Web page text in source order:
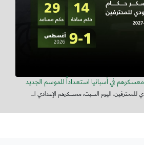
في أسبانيا استعداداً للموسم الجديد
اليوم السبت، معسكرهم الإعدادي ا...